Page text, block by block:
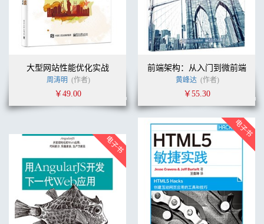
大型网站性能优化实战
周涛明 (作者)
￥49.00
前端架构：从入门到微前端
黄峰达 (作者)
￥55.30